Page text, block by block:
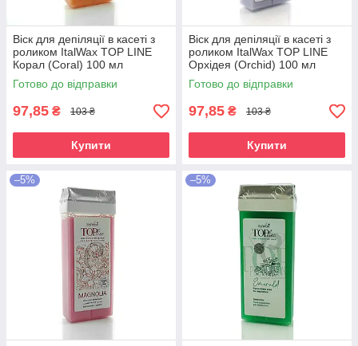
Віск для депіляції в касеті з
роликом ItalWax TOP LINE
Корал (Coral) 100 мл
Готово до відправки
97,85 ₴ 103 ₴
Купити
Віск для депіляції в касеті з
роликом ItalWax TOP LINE
Орхідея (Orchid) 100 мл
Готово до відправки
97,85 ₴ 103 ₴
Купити
–5% –5%